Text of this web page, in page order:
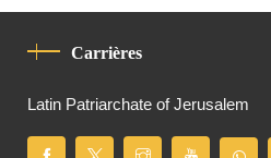
Carrières
Latin Patriarchate of Jerusalem